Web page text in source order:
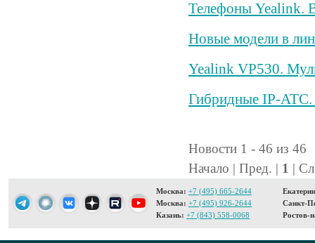
Телефоны Yealink.
Новые модели в
Yealink VP530.
Гибридные IP-АТС.
Новости 1 - 46 из 46
Начало | Пред. | 1 |
Москва: +7 (495) 665-2644
Москва: +7 (495) 926-2644
Казань: +7 (843) 558-0068
Санкт-
Ростов-